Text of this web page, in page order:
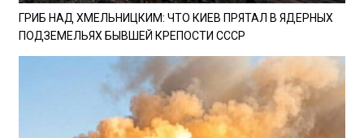
ГРИБ НАД ХМЕЛЬНИЦКИМ: ЧТО КИЕВ ПРЯТАЛ В ЯДЕРНЫХ
ПОДЗЕМЕЛЬЯХ БЫВШЕЙ КРЕПОСТИ СССР